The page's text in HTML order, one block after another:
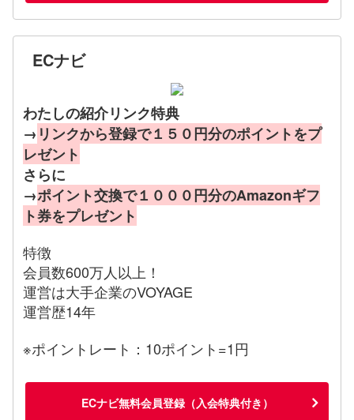
ECナビ
わたしの紹介リンク特典
→ リンクから登録で１５０円分のポイントをプ
レゼント
さらに
→ポイント交換で１０００円分のAmazonギフ
ト券をプレゼント
特徴
会員数600万人以上！
運営は大手企業のVOYAGE
運営歴14年
※ポイントレート：10ポイント=1円
ECナビ無料会員登録（入会特典付き）